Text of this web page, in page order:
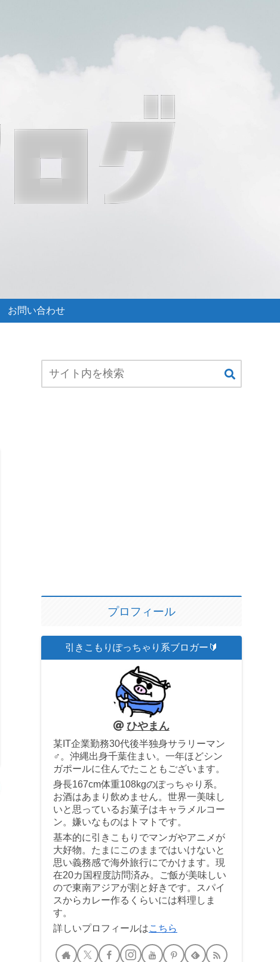
お問い合わせ
プロフィール
引きこもりぽっちゃり系ブロガー🔰
ひやまん
某IT企業勤務30代後半独身サラリーマン
♂。沖縄出身千葉住まい。一年ほどシン
ガポールに住んでたこともございます。
身長167cm体重108kgのぽっちゃり系。
お酒はあまり飲めません。世界一美味し
いと思っているお菓子はキャラメルコー
ン。嫌いなものはトマトです。
基本的に引きこもりでマンガやアニメが
大好物。たまにこのままではいけないと
思い義務感で海外旅行にでかけます。現
在20カ国程度訪問済み。ご飯が美味しい
ので東南アジアが割と好きです。スパイ
スからカレー作るくらいには料理しま
す。
詳しいプロフィールはこちら